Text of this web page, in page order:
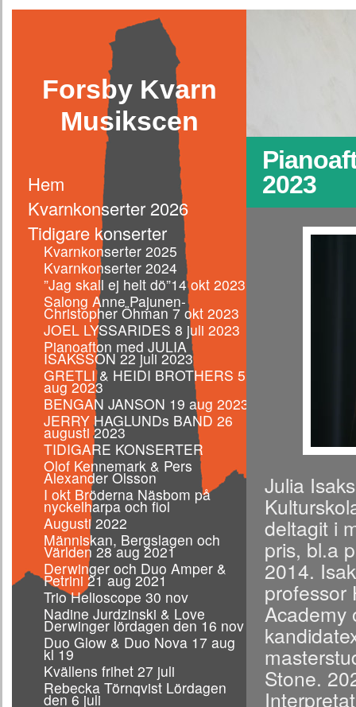
Hem
Kvarnkonserter 2026
Tidigare konserter
Kvarnkonserter 2025
Kvarnkonserter 2024
”Jag skall ej helt dö”14 okt 2023
Salong Anne Pajunen-
Christopher Öhman 7 okt 2023
JOEL LYSSARIDES 8 juli 2023
Pianoafton med JULIA
ISAKSSON 22 juli 2023
GRETLI & HEIDI BROTHERS 5
aug 2023
BENGAN JANSON 19 aug 2023
JERRY HAGLUNDs BAND 26
augusti 2023
TIDIGARE KONSERTER
Olof Kennemark & Pers
Alexander Olsson
I okt Bröderna Näsbom på
nyckelharpa och fiol
Augusti 2022
Människan, Bergslagen och
Världen 28 aug 2021
Derwinger och Duo Amper &
Petrini 21 aug 2021
Trio Helioscope 30 nov
Nadine Jurdzinski & Love
Derwinger lördagen den 16 nov
Duo Glow & Duo Nova 17 aug
kl 19
Kvällens frihet 27 juli
Rebecka Törnqvist Lördagen
den 6 juli
Forsby Kvarn
Musikscen
2023
Julia
deltagit i
pris, bl.a
2014.
professor
Academy
Stone.